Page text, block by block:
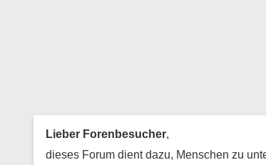
Lieber Forenbesucher,
dieses Forum dient dazu, Menschen zu